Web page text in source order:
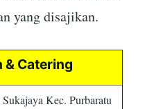
yang disajikan.
& Catering
Kec. Purbaratu